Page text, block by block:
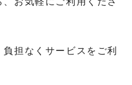
担なくサービスをご利